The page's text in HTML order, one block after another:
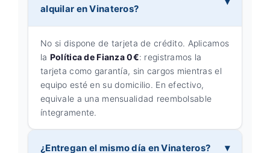
alquilar en Vinateros?
No si dispone de tarjeta de crédito. Aplicamos
la Política de Fianza 0€: registramos la
tarjeta como garantía, sin cargos mientras el
equipo esté en su domicilio. En efectivo,
equivale a una mensualidad reembolsable
íntegramente.
¿Entregan el mismo día en Vinateros?